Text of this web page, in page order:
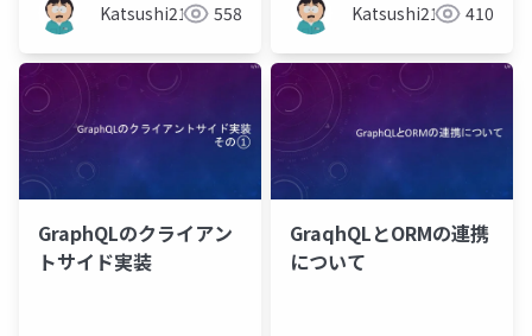
Katsushi21 558 Katsushi21 410
GraphQLのクライアン
トサイド実装
GraqhQLとORMの連携
について